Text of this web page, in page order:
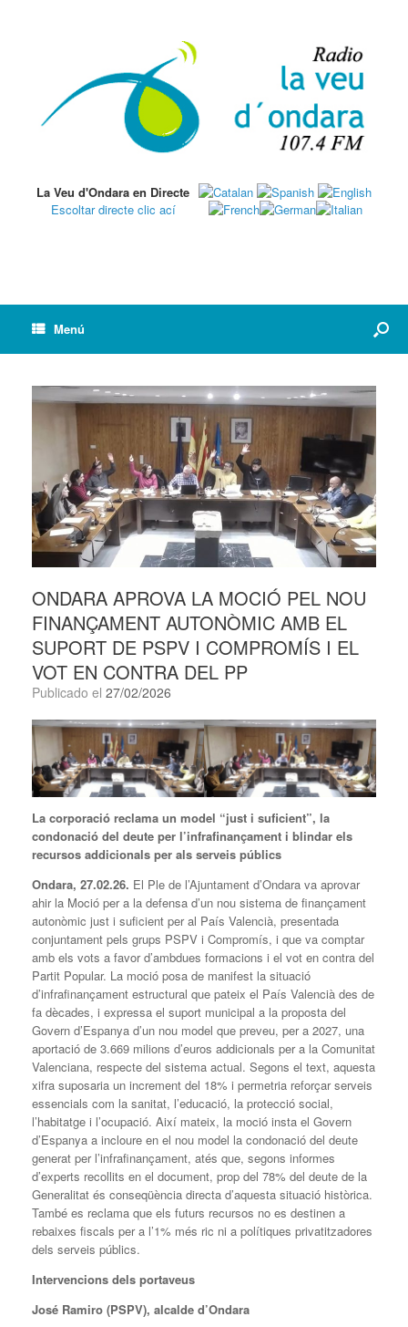
La Veu d'Ondara en Directe
Escoltar directe clic ací
Menú
ONDARA APROVA LA MOCIÓ PEL NOU
FINANÇAMENT AUTONÒMIC AMB EL
SUPORT DE PSPV I COMPROMÍS I EL
VOT EN CONTRA DEL PP
Publicado el 27/02/2026
La corporació reclama un model “just i suficient”, la
condonació del deute per l’infrafinançament i blindar els
recursos addicionals per als serveis públics
Ondara, 27.02.26. El Ple de l’Ajuntament d’Ondara va aprovar
ahir la Moció per a la defensa d’un nou sistema de finançament
autonòmic just i suficient per al País Valencià, presentada
conjuntament pels grups PSPV i Compromís, i que va comptar
amb els vots a favor d’ambdues formacions i el vot en contra del
Partit Popular. La moció posa de manifest la situació
d’infrafinançament estructural que pateix el País Valencià des de
fa dècades, i expressa el suport municipal a la proposta del
Govern d’Espanya d’un nou model que preveu, per a 2027, una
aportació de 3.669 milions d’euros addicionals per a la Comunitat
Valenciana, respecte del sistema actual. Segons el text, aquesta
xifra suposaria un increment del 18% i permetria reforçar serveis
essencials com la sanitat, l’educació, la protecció social,
l’habitatge i l’ocupació. Així mateix, la moció insta el Govern
d’Espanya a incloure en el nou model la condonació del deute
generat per l’infrafinançament, atés que, segons informes
d’experts recollits en el document, prop del 78% del deute de la
Generalitat és conseqüència directa d’aquesta situació històrica.
També es reclama que els futurs recursos no es destinen a
rebaixes fiscals per a l’1% més ric ni a polítiques privatitzadores
dels serveis públics.
Intervencions dels portaveus
José Ramiro (PSPV), alcalde d’Ondara